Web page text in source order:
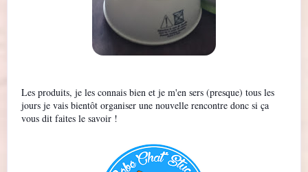
Les produits, je les connais bien et je m'en sers (presque) tous les
jours je vais bientôt organiser une nouvelle rencontre donc si ça
vous dit faites le savoir !